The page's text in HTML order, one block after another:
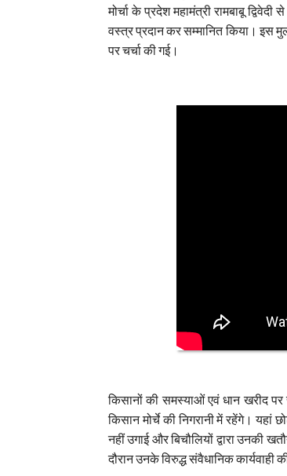
मोर्चा के प्रदेश महामंत्री रामबाबू
वस्त्र प्रदान कर सम्मानित किया। इस
पर चर्चा की गई।
किसानों की समस्याओं एवं धान खरीद
किसान मोर्चे की निगरानी में रहेंगे।
नहीं उगाई और बिचौलियों द्वारा उनकी
दौरान उनके विरुद्ध संवैधानिक कार्यवाही